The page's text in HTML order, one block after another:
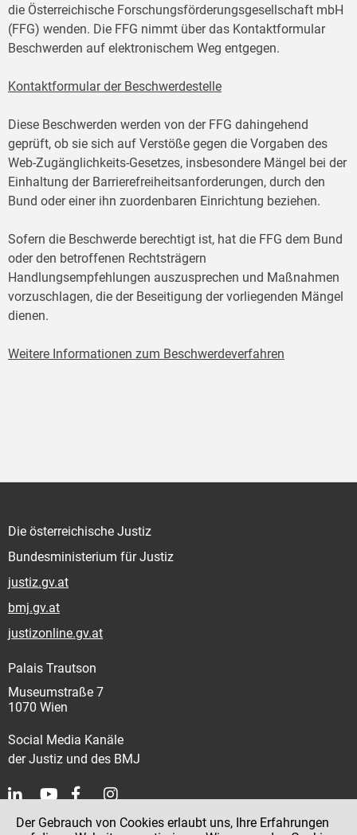
die Österreichische Forschungsförderungsgesellschaft mbH
(FFG) wenden. Die FFG nimmt über das Kontaktformular
Beschwerden auf elektronischem Weg entgegen.
Kontaktformular der Beschwerdestelle
Diese Beschwerden werden von der FFG dahingehend
geprüft, ob sie sich auf Verstöße gegen die Vorgaben des
Web-Zugänglichkeits-Gesetzes, insbesondere Mängel bei der
Einhaltung der Barrierefreiheitsanforderungen, durch den
Bund oder einer ihn zuordenbaren Einrichtung beziehen.
Sofern die Beschwerde berechtigt ist, hat die FFG dem Bund
oder den betroffenen Rechtsträgern
Handlungsempfehlungen auszusprechen und Maßnahmen
vorzuschlagen, die der Beseitigung der vorliegenden Mängel
dienen.
Weitere Informationen zum Beschwerdeverfahren
Die österreichische Justiz
Bundesministerium für Justiz
justiz.gv.at
bmj.gv.at
justizonline.gv.at
Palais Trautson
Museumstraße 7
1070 Wien
Social Media Kanäle
der Justiz und des BMJ
Kontakt
Der Gebrauch von Cookies erlaubt uns, Ihre Erfahrungen